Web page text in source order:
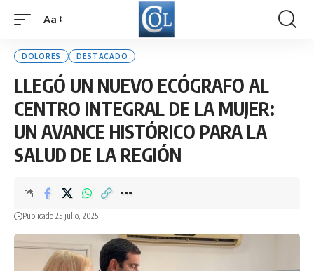
Font
Aa
DOLORES DESTACADO
LLEGÓ UN NUEVO ECÓGRAFO AL
CENTRO INTEGRAL DE LA MUJER:
UN AVANCE HISTÓRICO PARA LA
SALUD DE LA REGIÓN
Publicado 25 julio, 2025